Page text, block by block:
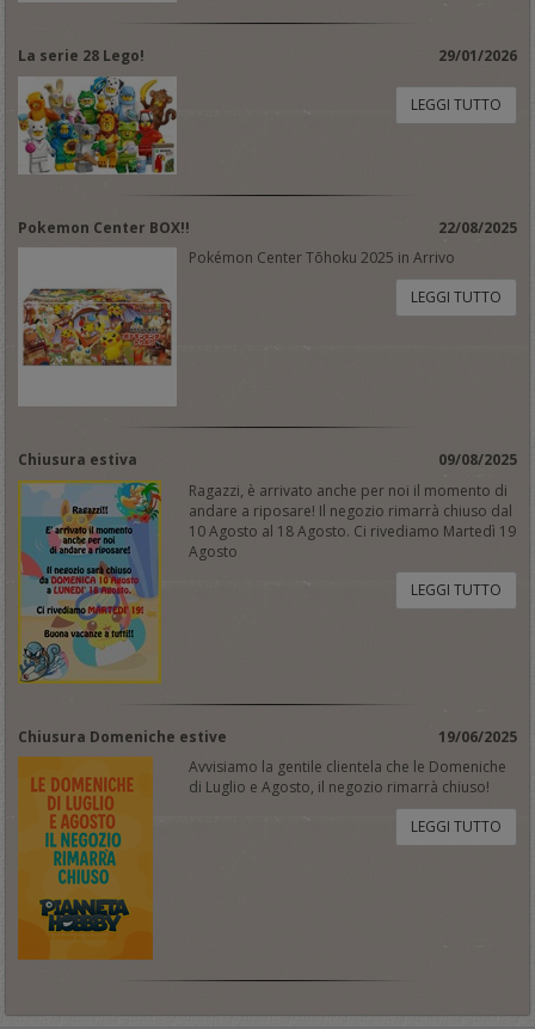
La serie 28 Lego! 29/01/2026
LEGGI TUTTO
Pokemon Center BOX!!
22/08/2025
Pokémon Center Tōhoku 2025 in Arrivo
LEGGI TUTTO
Chiusura estiva
09/08/2025
Ragazzi, è arrivato anche per noi il momento di
andare a riposare! Il negozio rimarrà chiuso dal
10 Agosto al 18 Agosto. Ci rivediamo Martedì 19
Agosto
LEGGI TUTTO
Chiusura Domeniche estive
19/06/2025
Avvisiamo la gentile clientela che le Domeniche
di Luglio e Agosto, il negozio rimarrà chiuso!
LEGGI TUTTO